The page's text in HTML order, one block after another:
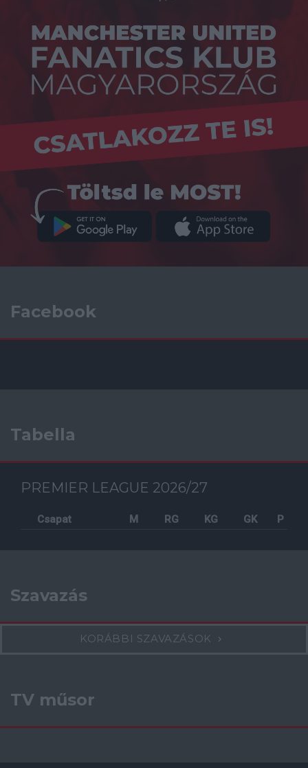
Facebook
Tabella
PREMIER LEAGUE 2026/27
Csapat M RG KG GK P
Szavazás
KORÁBBI SZAVAZÁSOK
TV műsor